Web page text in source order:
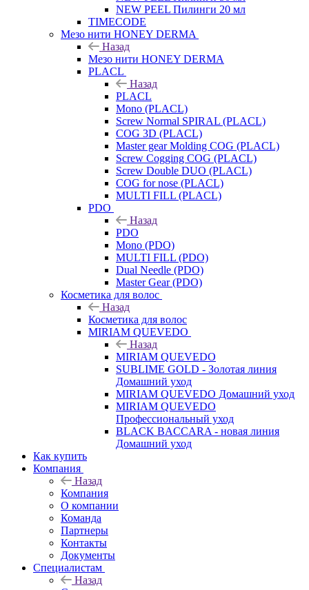
NEW PEEL Пилинги 20 мл
TIMECODE
Мезо нити HONEY DERMA
Назад
Мезо нити HONEY DERMA
PLACL
Назад
PLACL
Mono (PLACL)
Screw Normal SPIRAL (PLACL)
COG 3D (PLACL)
Master gear Molding COG (PLACL)
Screw Cogging COG (PLACL)
Screw Double DUO (PLACL)
COG for nose (PLACL)
MULTI FILL (PLACL)
PDO
Назад
PDO
Mono (PDO)
MULTI FILL (PDO)
Dual Needle (PDO)
Master Gear (PDO)
Косметика для волос
Назад
Косметика для волос
MIRIAM QUEVEDO
Назад
MIRIAM QUEVEDO
SUBLIME GOLD - Золотая линия
Домашний уход
MIRIAM QUEVEDO Домашний уход
MIRIAM QUEVEDO
Профессиональный уход
BLACK BACCARA - новая линия
Домашний уход
Как купить
Компания
Назад
Компания
О компании
Команда
Партнеры
Контакты
Документы
Специалистам
Назад